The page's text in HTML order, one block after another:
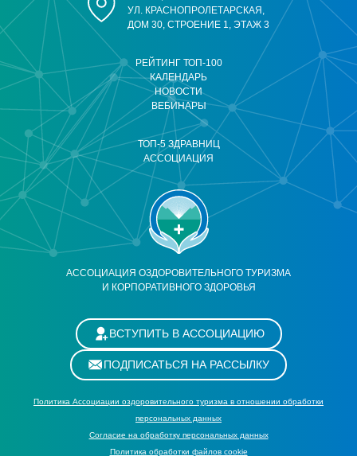
АССОЦИАЦИЯ ОЗДОРОВИТЕЛЬНОГО ТУРИЗМА
И КОРПОРАТИВНОГО ЗДОРОВЬЯ
РЕЙТИНГ ТОП-100
КАЛЕНДАРЬ
НОВОСТИ
ВЕБИНАРЫ
ТОП-5 ЗДРАВНИЦ
АССОЦИАЦИЯ
УЛ. КРАСНОПРОЛЕТАРСКАЯ,
ДОМ 30, СТРОЕНИЕ 1, ЭТАЖ 3
ВСТУПИТЬ В АССОЦИАЦИЮ
ПОДПИСАТЬСЯ НА РАССЫЛКУ
Политика Ассоциации оздоровительного туризма в отношении обработки
персональных данных
Cогласие на обработку персональных данных
Политика обработки файлов cookie